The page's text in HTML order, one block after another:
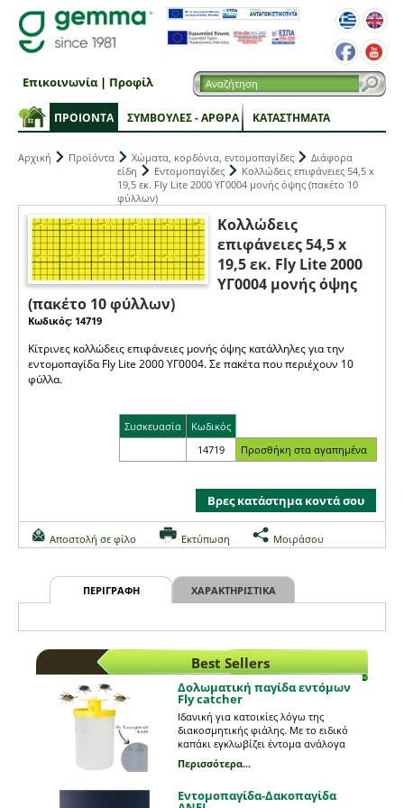
ΠΡΟΙΟΝΤΑ ΣΥΜΒΟΥΛΕΣ - ΑΡΘΡΑ ΚΑΤΑΣΤΗΜΑΤΑ
Επικοινωνία| Προφίλ
Αρχική Προϊόντα Χώματα, κορδόνια, εντομοπαγίδες
Διάφορα
είδη
Εντομοπαγίδες
Κολλώδεις επιφάνειες 54,5 x
19,5 εκ. Fly Lite 2000 ΥΓ0004 μονής όψης (πακέτο 10
φύλλων)
Κολλώδεις
επιφάνειες 54,5 x
19,5 εκ. Fly Lite 2000
ΥΓ0004 μονής όψης
(πακέτο 10 φύλλων)
Κωδικός: 14719
Κίτρινες κολλώδεις επιφάνειες μονής όψης κατάλληλες για την
εντομοπαγίδα Fly Lite 2000 ΥΓ0004. Σε πακέτα που περιέχουν 10
φύλλα.
Συσκευασία
Κωδικός
14719
Βρες κατάστημα κοντά σου
Αποστολή σε φίλο Εκτύπωση Μοιράσου
ΠΕΡΙΓΡΑΦΗ ΧΑΡΑΚΤΗΡΙΣΤΙΚΑ
Best Sellers
Δολωματική παγίδα εντόμων
Fly catcher
Ιδανική για κατοικίες λόγω της
διακοσμητικής φιάλης. Με το ειδικό
καπάκι εγκλωβίζει έντομα ανάλογα
με το έκαστοτε δόλωμα.
Περισσότερα...
Εντομοπαγίδα-Δακοπαγίδα